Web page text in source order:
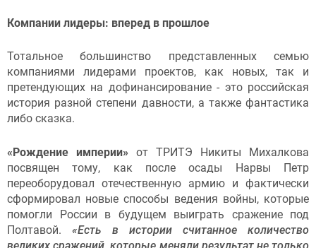
Компании лидеры: вперед в прошлое
Тотальное большинство представленных семью
компаниями лидерами проектов, как новых, так и
претендующих на дофинансирование - это российская
история разной степени давности, а также фантастика
либо сказка.
«Рождение империи» от ТРИТЭ Никиты Михалкова
посвящен тому, как после осады Нарвы Петр
переоборудовал отечественную армию и фактически
сформировал новые способы ведения войны, которые
помогли России в будущем выиграть сражение под
Полтавой. «Есть в истории считанное количество